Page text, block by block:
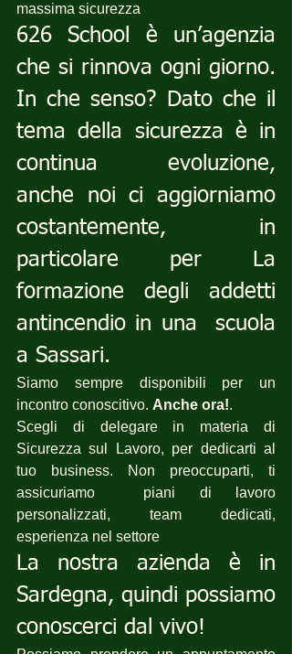
massima sicurezza
626 School è un’agenzia
che si rinnova ogni giorno.
In che senso? Dato che il
tema della sicurezza è in
continua evoluzione,
anche noi ci aggiorniamo
costantemente, in
particolare per La
formazione degli addetti
antincendio in una  scuola
a Sassari.
Siamo sempre disponibili per un
incontro conoscitivo. Anche ora!.
Scegli di delegare in materia di
Sicurezza sul Lavoro, per dedicarti al
tuo business. Non preoccuparti, ti
assicuriamo  piani di lavoro
personalizzati, team dedicati,
esperienza nel settore
La nostra azienda è in
Sardegna, quindi possiamo
conoscerci dal vivo!